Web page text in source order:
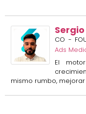
CO -
Ads
El
mismo rumbo, mejorar